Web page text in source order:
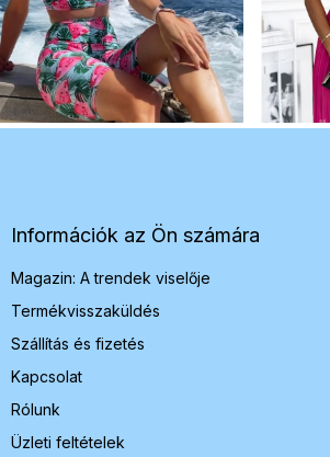
Információk az Ön számára
Magazin: A trendek viselője
Termékvisszaküldés
Szállítás és fizetés
Kapcsolat
Rólunk
Üzleti feltételek